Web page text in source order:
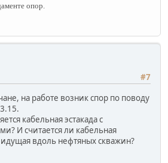
опор.
#7
на работе возник спор по поводу
кабельная эстакада с
И считается ли кабельная
идущая вдоль нефтяных скважин?